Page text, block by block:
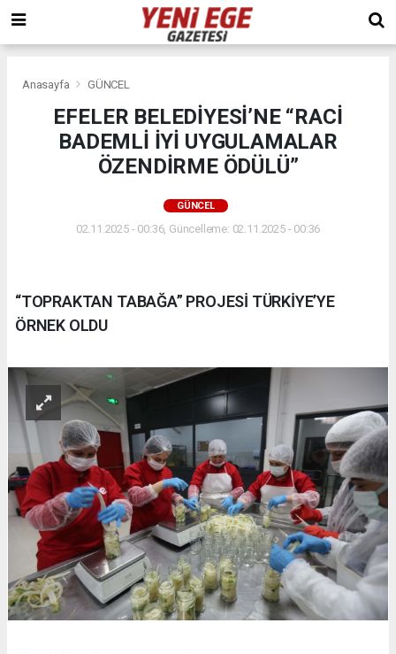
Anasayfa GÜNCEL
EFELER BELEDİYESİ’NE “RACİ
BADEMLİ İYİ UYGULAMALAR
ÖZENDİRME ÖDÜLÜ”
GÜNCEL
02.11.2025 - 00:36, Güncelleme: 02.11.2025 - 00:36
“TOPRAKTAN TABAĞA” PROJESİ TÜRKİYE’YE
ÖRNEK OLDU